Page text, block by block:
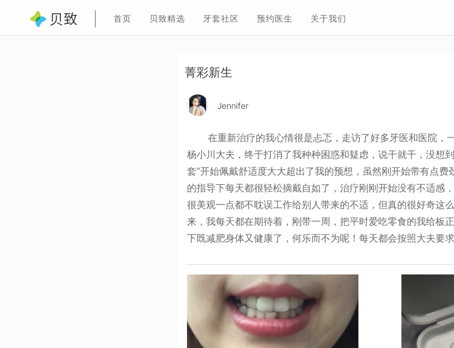
首页 贝致精选 牙套社区 预约医生 关于我们
菁彩新生
Jennifer
在重新治疗的我心情很是忐忑，走访了好多牙医和医院，
杨小川大夫，终于打消了我种种困惑和疑虑，说干就干，没想
套”开始佩戴舒适度大大超出了我的预想，虽然刚开始带有点
的指导下每天都很轻松摘戴自如了，治疗刚刚开始没有不适感
很美观一点都不耽误工作给别人带来的不适，但真的很好奇这
来，我每天都在期待着，刚带一周，把平时爱吃零食的我给板
下既减肥身体又健康了，何乐而不为呢！每天都会按照大夫要